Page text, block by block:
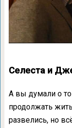
Селеста и
А вы думали о
продолжать
развелись, но